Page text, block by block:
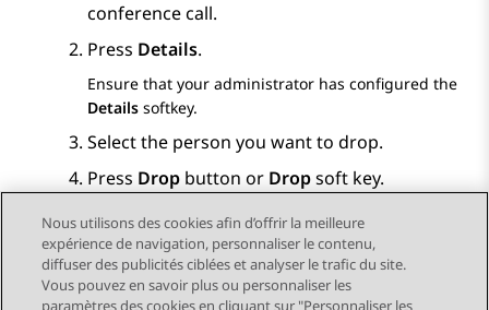
conference call.
Press Details.
Ensure that your administrator has configured the
Details softkey.
Select the person you want to drop.
Press Drop button or Dropsoft key.
Send Feedback
Nous utilisons des cookies afin d’offrir la meilleure
expérience de navigation, personnaliser le contenu,
diffuser des publicités ciblées et analyser le trafic du site.
Vous pouvez en savoir plus ou personnaliser les
paramètres des cookies en cliquant sur "Personnaliser les